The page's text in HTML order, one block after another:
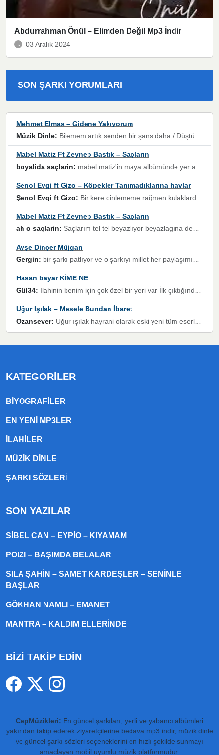
Abdurrahman Önül – Elimden Değil Mp3 İndir
03 Aralık 2024
SON ŞARKI YORUMLARI
Mehmet Elmas – Gidene Yakıyorum
Müzik Dinle: Bilemem artık senden bir şans daha / Düştüğün zaman ben olmayacağım yanında” dizeleri, artık geçmişin tekrarına izin verilmeyeceğini, kişisel sınırların çizildiğini gösteriyor.
Mabel Matiz Ft Zeynep Bastık – Saçların
boyalida saçlarin: mabel matiz'in maya albümünde yer alan güzellerden. parça da şarkı hani! müzikal altyapısına vurulduğum, sözlerinde kaybolduğum bir parça olmuş.
Şenol Evgi ft Gizo – Köpekler Tanımadıklarına havlar
Şenol Evgi ft Gizo: Bir kere dinlememe rağmen kulaklardan gitmiyor sen sen sen sen kurban ol sen sen sen sen hayran ol yükses ses müzik dinleme sebebisiniz canlar bomba gibi patladınız maşallah
Mabel Matiz Ft Zeynep Bastık – Saçların
ah o saçlarin: Saçlarım tel tel beyazlıyor beyazlagına degil yanımda sen yoksun ona üzülüyorum günler bir bir geçiyor geçen günlere değil sensiz geçen günlere darılıyorum,Dinledikce asla kavusamayacagim ama asla unutamicagim sevdiğim adam için yanar içim
Ayşe Dinçer Müjgan
Gergin: bir şarkı patlıyor ve o şarkıyı millet her paylaşımın altına koyuyor ve öyle bir durum hal alıyor ki şarkıyı dinlemeden şarkıdan bikıyorsun Ama bu enteresan bir şekilde dillere dolanıyor millet olarak seviyoruz dertlerle boğuşurken bir yandan da göbek atmayi))) diyeceklerim bu kadar güzel hoş bir sayfa emeğinize sağlık arkadaşlar kolay gelsin
Hasan bayar KİME NE
Gül34: Ilahinin benim için çok özel bir yeri var İlk çıktığında komşum ne kadar yüksek sesle dinliyorsa orada duymuştum ve YouTube'dan aratıp Bu ilahiyi bulmuştum ve sonra müdavimi oldum günlük Ben de 3-5 kere dinleyip ezberleyip artık ilahiye bende eşlik ediyorum yüksek sesle Allah razı olsun hizmet nimettir Rabbim sizin zahmetlerinize de hayırlı nimetler versin Selam ve dua ile Allah'a emanet olun
Uğur Işılak – Mesele Bundan İbaret
Ozansever: Uğur ışılak hayrani olarak eski yeni tüm eserlerini keyifle huzurla dinleyenlerden birisiyim, emeğine saygı duyan gönül veren bunu en güzel şekilde sevenlerine ulaştıran siz değerli sayfa yöneticilerine de teşekkür ederim
KATEGORILER
BIYOGRAFILER
EN YENI MP3LER
ILAHILER
MÜZIK DINLE
ŞARKI SÖZLERI
SON YAZILAR
SIBEL CAN – EYPIO – KIYAMAM
POIZI – BAŞIMDA BELALAR
SILA ŞAHIN – SAMET KARDEŞLER – SENINLE
BAŞLAR
GÖKHAN NAMLI – EMANET
MANTRA – KALDIM ELLERINDE
BİZİ TAKİP EDİN
CepMüzikleri: En güncel şarkıları, yerli ve yabancı albümleri
yakından takip ederek ziyaretçilerine bedava mp3 indir, müzik dinle
ve güncel şarkı sözleri seçeneklerini en hızlı şekilde sunmayı
amaçlayan mobil uyumlu müzik platformudur.